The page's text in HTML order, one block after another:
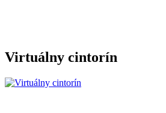
Virtuálny cintorín